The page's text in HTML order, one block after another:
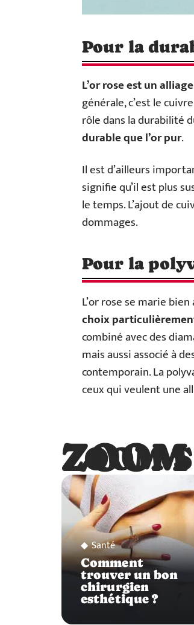
Pour la
L’or rose est un
générale, c’est le
rôle dans la durabilité
durable que l’or pur.
Il est d’ailleurs
signifie qu’il est plus
le temps. L’ajout de
dommages.
Pour la
L’or rose se marie
choix
combiné avec des
mais aussi associé à
contemporain. La
ceux qui veulent une
ZOOM
Santé
Comment
trouver un bon
chirurgien
esthétique ?